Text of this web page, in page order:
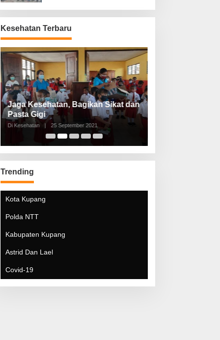
Kesehatan Terbaru
Jaga Kesehatan, Bagikan Sikat dan
Pasta Gigi
Di Kesehatan | 25 September 2021
Trending
Kota Kupang
Polda NTT
Kabupaten Kupang
Astrid Dan Lael
Covid-19